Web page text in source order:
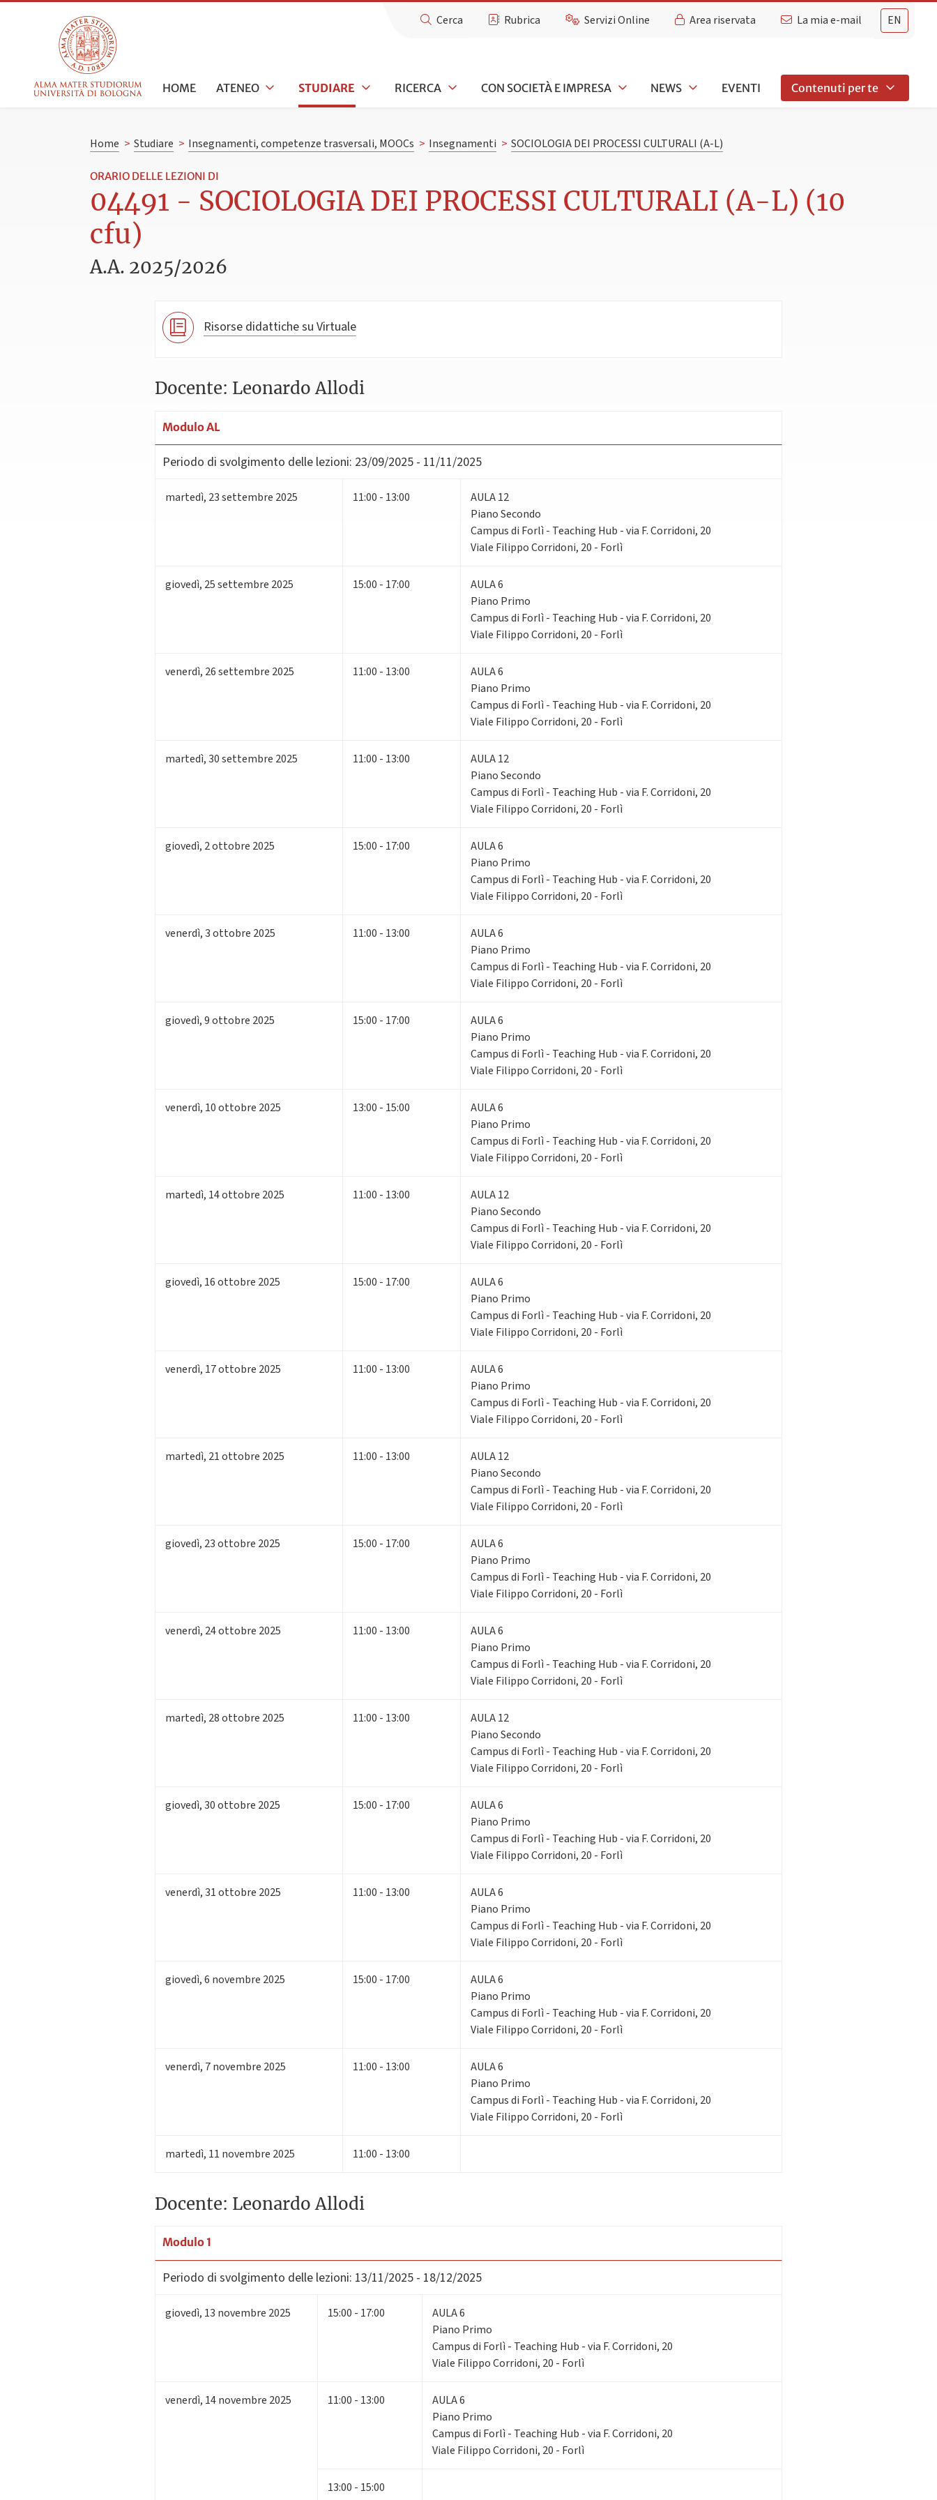
EN
Cerca Rubrica Servizi Online Area riservata La mia e-mail
HOME ATENEO STUDIARE RICERCA CON SOCIETÀ E IMPRESA NEWS EVENTI Contenuti per te
Home > Studiare > Insegnamenti, competenze trasversali, MOOCs > Insegnamenti > SOCIOLOGIA DEI PROCESSI CULTURALI (A-L)
ORARIO DELLE LEZIONI DI
04491 - SOCIOLOGIA DEI PROCESSI CULTURALI (A-L) (10
cfu)
A.A. 2025/2026
Risorse didattiche su Virtuale
Docente: Leonardo Allodi
Modulo AL
Periodo di svolgimento delle lezioni: 23/09/2025 - 11/11/2025
martedì, 23settembre 2025 11:00 - 13:00
AULA 12
Piano Secondo
Campus di Forlì - Teaching Hub - via F. Corridoni, 20
Viale Filippo Corridoni, 20 - Forlì
giovedì, 25settembre 2025 15:00 - 17:00
AULA 6
Piano Primo
Campus di Forlì - Teaching Hub - via F. Corridoni, 20
Viale Filippo Corridoni, 20 - Forlì
venerdì, 26settembre 2025 11:00 - 13:00
AULA 6
Piano Primo
Campus di Forlì - Teaching Hub - via F. Corridoni, 20
Viale Filippo Corridoni, 20 - Forlì
martedì,30settembre 2025 11:00 - 13:00
AULA 12
Piano Secondo
Campus di Forlì - Teaching Hub - via F. Corridoni, 20
Viale Filippo Corridoni, 20 - Forlì
giovedì, 2ottobre 2025 15:00 - 17:00
AULA 6
Piano Primo
Campus di Forlì - Teaching Hub - via F. Corridoni, 20
Viale Filippo Corridoni, 20 - Forlì
venerdì,3ottobre 2025 11:00 - 13:00
AULA 6
Piano Primo
Campus di Forlì - Teaching Hub - via F. Corridoni, 20
Viale Filippo Corridoni, 20 - Forlì
giovedì,9ottobre 2025 15:00 - 17:00
AULA 6
Piano Primo
Campus di Forlì - Teaching Hub - via F. Corridoni, 20
Viale Filippo Corridoni, 20 - Forlì
venerdì, 10ottobre 2025 13:00 - 15:00
AULA 6
Piano Primo
Campus di Forlì - Teaching Hub - via F. Corridoni, 20
Viale Filippo Corridoni, 20 - Forlì
martedì, 14ottobre 2025 11:00 - 13:00
AULA 12
Piano Secondo
Campus di Forlì - Teaching Hub - via F. Corridoni, 20
Viale Filippo Corridoni, 20 - Forlì
giovedì, 16ottobre 2025 15:00 - 17:00
AULA 6
Piano Primo
Campus di Forlì - Teaching Hub - via F. Corridoni, 20
Viale Filippo Corridoni, 20 - Forlì
venerdì, 17ottobre 2025 11:00 - 13:00
AULA 6
Piano Primo
Campus di Forlì - Teaching Hub - via F. Corridoni, 20
Viale Filippo Corridoni, 20 - Forlì
martedì, 21ottobre 2025 11:00 - 13:00
AULA 12
Piano Secondo
Campus di Forlì - Teaching Hub - via F. Corridoni, 20
Viale Filippo Corridoni, 20 - Forlì
giovedì, 23ottobre 2025 15:00 - 17:00
AULA 6
Piano Primo
Campus di Forlì - Teaching Hub - via F. Corridoni, 20
Viale Filippo Corridoni, 20 - Forlì
venerdì, 24ottobre 2025 11:00 - 13:00
AULA 6
Piano Primo
Campus di Forlì - Teaching Hub - via F. Corridoni, 20
Viale Filippo Corridoni, 20 - Forlì
martedì, 28ottobre 2025 11:00 - 13:00
AULA 12
Piano Secondo
Campus di Forlì - Teaching Hub - via F. Corridoni, 20
Viale Filippo Corridoni, 20 - Forlì
giovedì,30ottobre 2025 15:00 - 17:00
AULA 6
Piano Primo
Campus di Forlì - Teaching Hub - via F. Corridoni, 20
Viale Filippo Corridoni, 20 - Forlì
venerdì,31ottobre 2025 11:00 - 13:00
AULA 6
Piano Primo
Campus di Forlì - Teaching Hub - via F. Corridoni, 20
Viale Filippo Corridoni, 20 - Forlì
giovedì,6 novembre 2025 15:00 - 17:00
AULA 6
Piano Primo
Campus di Forlì - Teaching Hub - via F. Corridoni, 20
Viale Filippo Corridoni, 20 - Forlì
venerdì, 7novembre 2025 11:00 - 13:00
AULA 6
Piano Primo
Campus di Forlì - Teaching Hub - via F. Corridoni, 20
Viale Filippo Corridoni, 20 - Forlì
martedì, 11 novembre 2025 11:00 - 13:00
Docente: Leonardo Allodi
Modulo 1
Periodo di svolgimento delle lezioni: 13/11/2025 - 18/12/2025
giovedì, 13 novembre 2025 15:00 - 17:00
AULA 6
Piano Primo
Campus di Forlì - Teaching Hub - via F. Corridoni, 20
Viale Filippo Corridoni, 20 - Forlì
venerdì, 14novembre 2025 11:00 - 13:00
AULA 6
Piano Primo
Campus di Forlì - Teaching Hub - via F. Corridoni, 20
Viale Filippo Corridoni, 20 - Forlì
13:00 - 15:00